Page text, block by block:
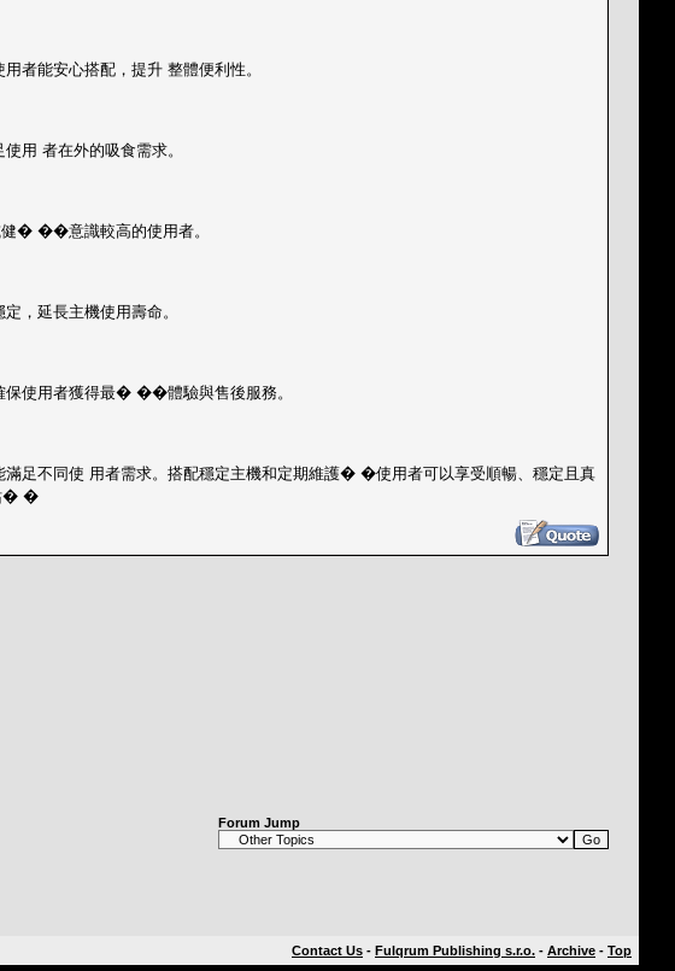
能安心搭配，提升 整體便利性。
用 者在外的吸食需求。
� ��意識較高的使用者。
，延長主機使用壽命。
使用者獲得最� ��體驗與售後服務。
不同使 用者需求。搭配穩定主機和定期維護� �使用者可以享受順暢、穩定且真
� �
Forum Jump
Contact Us - Fulqrum Publishing s.r.o. - Archive - Top